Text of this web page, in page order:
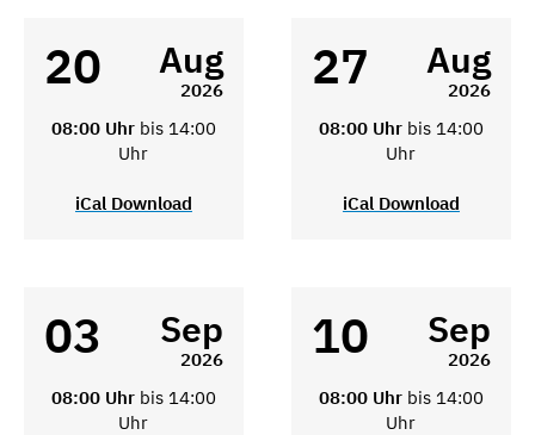
20 Aug
2026
08:00 Uhr bis 14:00
Uhr
iCal Download
27 Aug
2026
08:00 Uhr bis 14:00
Uhr
iCal Download
03 Sep
2026
08:00 Uhr bis 14:00
Uhr
10 Sep
2026
08:00 Uhr bis 14:00
Uhr